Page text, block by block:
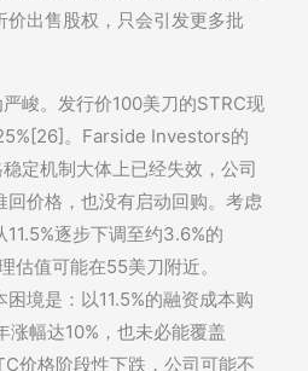
价出售股权，只会引发更多批
峻。发行价100美刀的STRC现
。Farside Investors的
定机制大体上已经失效，公司
回价格，也没有启动回购。考虑
逐步下调至约3.6%的
估值可能在55美刀附近。
境是：以11.5%的融资成本购
涨幅达10%，也未必能覆盖
价格阶段性下跌，公司可能不